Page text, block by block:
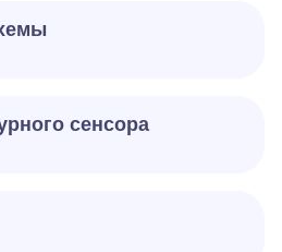
сенсора